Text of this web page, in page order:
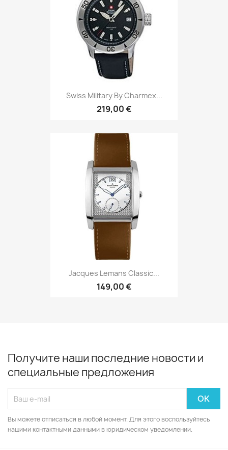
Swiss Military By Charmex...
219,00 €
Jacques Lemans Classic...
149,00 €
Получите наши последние новости и
специальные предложения
Вы можете отписаться в любой момент. Для этого воспользуйтесь
нашими контактными данными в юридическом уведомлении.